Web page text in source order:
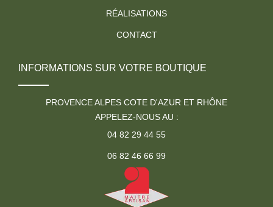
RÉALISATIONS
CONTACT
INFORMATIONS SUR VOTRE BOUTIQUE
PROVENCE ALPES COTE D'AZUR ET RHÔNE
APPELEZ-NOUS AU :
04 82 29 44 55
06 82 46 66 99